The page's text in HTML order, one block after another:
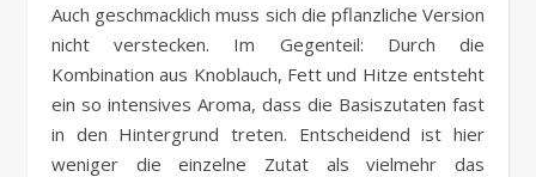
Auch geschmacklich muss sich die pflanzliche Version
nicht verstecken. Im Gegenteil: Durch die
Kombination aus Knoblauch, Fett und Hitze entsteht
ein so intensives Aroma, dass die Basiszutaten fast
in den Hintergrund treten. Entscheidend ist hier
weniger die einzelne Zutat als vielmehr das